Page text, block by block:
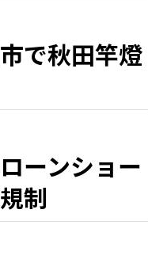
で秋田竿燈
ーンショー
制